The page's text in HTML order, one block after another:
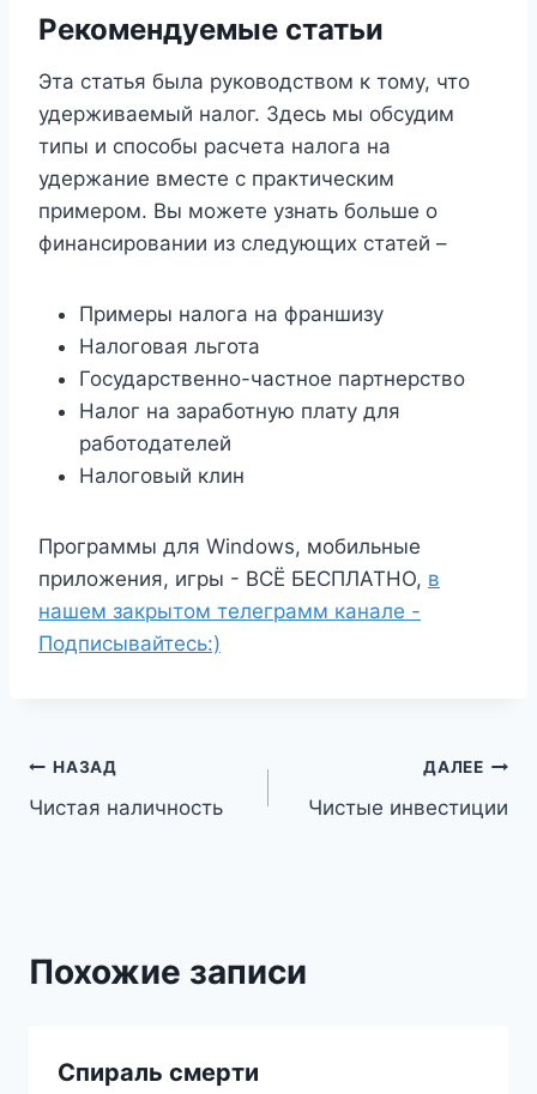
Рекомендуемые статьи
Эта статья была руководством к тому, что
удерживаемый налог. Здесь мы обсудим
типы и способы расчета налога на
удержание вместе с практическим
примером. Вы можете узнать больше о
финансировании из следующих статей –
Примеры налога на франшизу
Налоговая льгота
Государственно-частное партнерство
Налог на заработную плату для
работодателей
Налоговый клин
Программы для Windows, мобильные
приложения, игры - ВСЁ БЕСПЛАТНО, в
нашем закрытом телеграмм канале -
Подписывайтесь:)
Навигация
по
НАЗАД
Чистая наличность
ДАЛЕЕ
Чистые инвестиции
Похожие записи
Спираль смерти